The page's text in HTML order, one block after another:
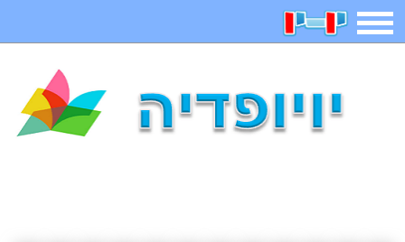
תפריט